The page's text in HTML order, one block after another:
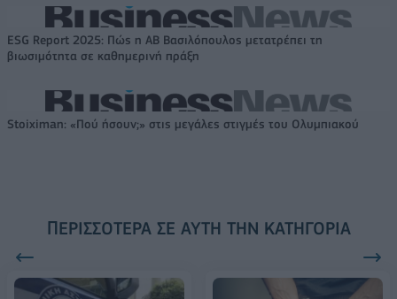
ESG Report 2025: Πώς η ΑΒ Βασιλόπουλος μετατρέπει τη
βιωσιμότητα σε καθημερινή πράξη
Stoiximan: «Πού ήσουν;» στις μεγάλες στιγμές του Ολυμπιακού
ΠΕΡΙΣΣΌΤΕΡΑ ΣΕ ΑΥΤΉ ΤΗΝ ΚΑΤΗΓΟΡΊΑ